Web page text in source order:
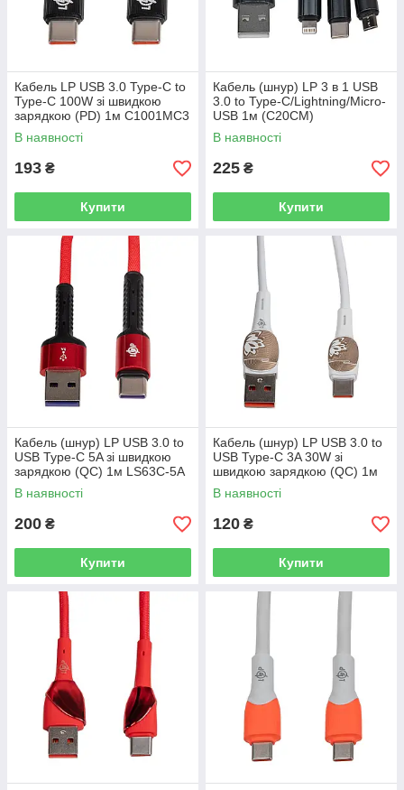
Кабель LP USB 3.0 Type-C to
Type-C 100W зі швидкою
зарядкою (PD) 1м C1001MC3
В наявності
193 ₴
Купити
Кабель (шнур) LP 3 в 1 USB
3.0 to Type-C/Lightning/Micro-
USB 1м (C20CM)
В наявності
225 ₴
Купити
Кабель (шнур) LP USB 3.0 to
USB Type-C 5A зі швидкою
зарядкою (QC) 1м LS63C-5A
В наявності
200 ₴
Купити
Кабель (шнур) LP USB 3.0 to
USB Type-C 3A 30W зі
швидкою зарядкою (QC) 1м
C301DC
В наявності
120 ₴
Купити